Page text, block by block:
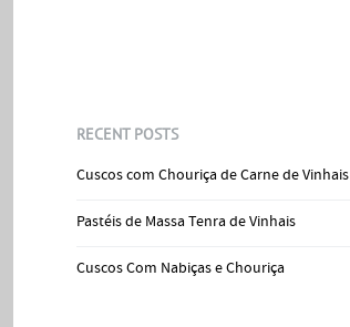
RECENT POSTS
Cuscos com Chouriça de Carne de Vinhais
Pastéis de Massa Tenra de Vinhais
Cuscos Com Nabiças e Chouriça